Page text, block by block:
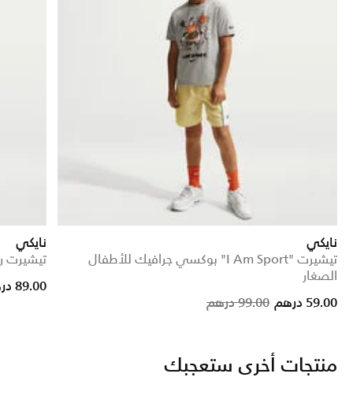
نايكي
تيشيرت "I Am Sport" بوكسي جرافيك للأطفال
الصغار
Price reduced from
99.00 درهم 59.00 درهم
نايكي
تيشيرت
89.00 درهم
منتجات أخرى ستعجبك